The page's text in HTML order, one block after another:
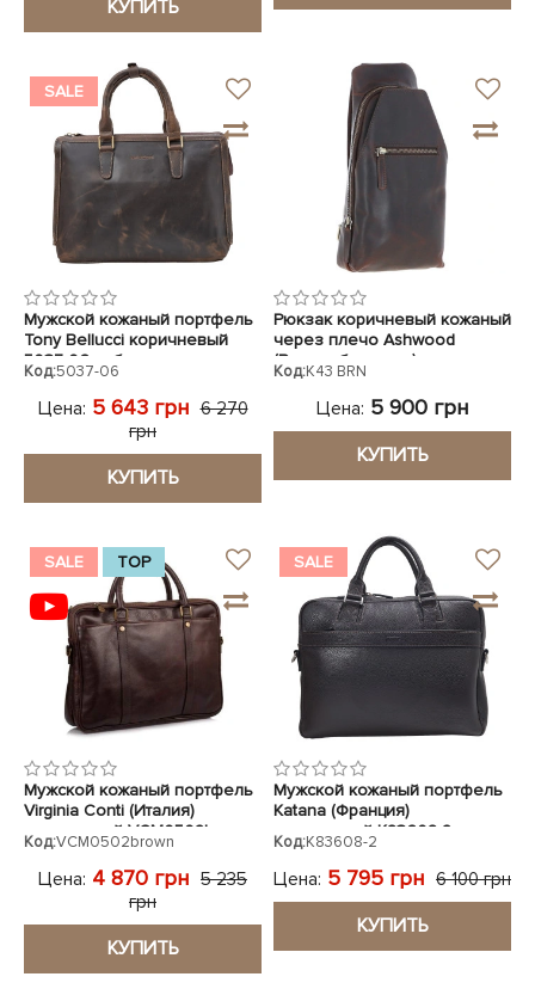
КУПИТЬ
SALE
Мужской кожаный портфель
Tony Bellucci коричневый
5037-06 нубук
Код:5037-06
Цена: 5 643 грн 6 270
грн
КУПИТЬ
Рюкзак коричневый кожаный
через плечо Ashwood
(Великобритания)
Код:K43 BRN
Цена: 5 900 грн
КУПИТЬ
SALE TOP
Мужской кожаный портфель
Virginia Conti (Италия)
коричневый VCM0502brown
Код:VCM0502brown
Цена: 4 870 грн 5 235
грн
КУПИТЬ
SALE
Мужской кожаный портфель
Katana (Франция)
коричневый K83608-2
Код:K83608-2
Цена: 5 795 грн 6 100 грн
КУПИТЬ